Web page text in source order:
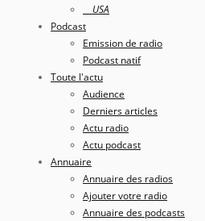
USA
Podcast
Emission de radio
Podcast natif
Toute l'actu
Audience
Derniers articles
Actu radio
Actu podcast
Annuaire
Annuaire des radios
Ajouter votre radio
Annuaire des podcasts